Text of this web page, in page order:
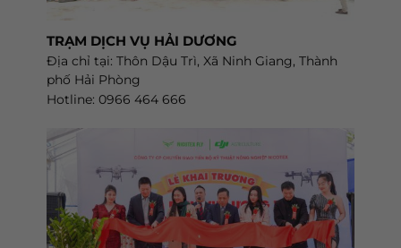
TRẠM DỊCH VỤ HẢI DƯƠNG
Địa chỉ tại: Thôn Dậu Trì, Xã Ninh Giang, Thành
phố Hải Phòng
Hotline: 0966 464 666